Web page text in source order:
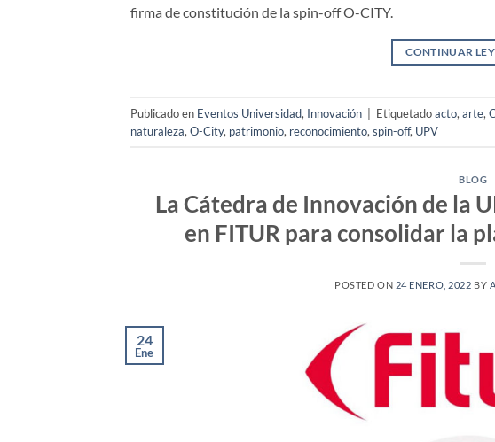
firma de constitución de la spin-off O-CITY.
CONTINUAR
Publicado en Eventos Universidad, Innovación | Etiquetadoacto, arte,
naturaleza, O-City, patrimonio, reconocimiento, spin-off, UPV
BLOG
La Cátedra de Innovación de la
en FITUR para consolidar la
POSTED ON 24 ENERO, 2022 BY
24
Ene